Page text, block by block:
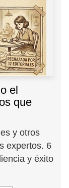
el
que
y otros
expertos. 6
y éxito